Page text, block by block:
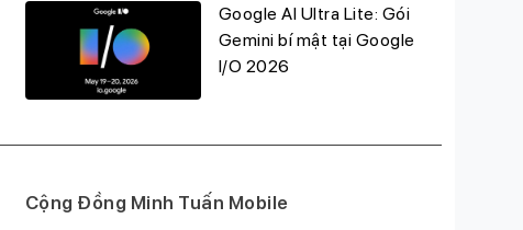
Google AI Ultra Lite: Gói
Gemini bí mật tại Google
I/O 2026
Cộng Đồng Minh Tuấn Mobile